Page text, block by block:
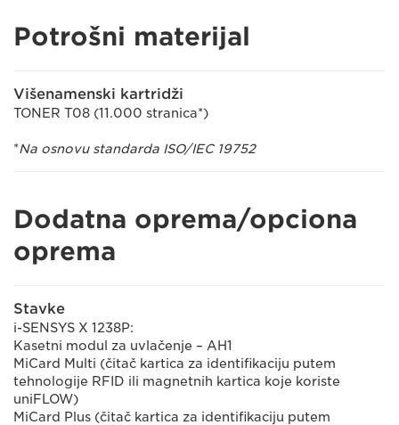
Potrošni materijal
Višenamenski kartridži
TONER T08 (11.000 stranica*)
*Na osnovu standarda ISO/IEC 19752
Dodatna oprema/opciona
oprema
Stavke
i-SENSYS X 1238P:
Kasetni modul za uvlačenje – AH1
MiCard Multi (čitač kartica za identifikaciju putem
tehnologije RFID ili magnetnih kartica koje koriste
uniFLOW)
MiCard Plus (čitač kartica za identifikaciju putem